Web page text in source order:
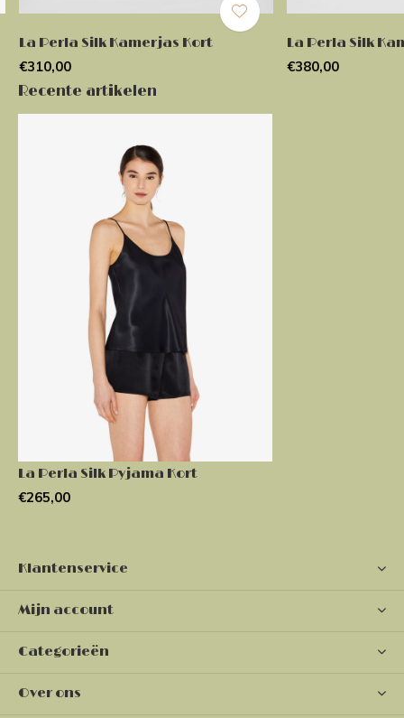
La Perla Silk Kamerjas Kort
€310,00
La Perla Silk
€380,00
Recente artikelen
La Perla Silk Pyjama Kort
€265,00
Klantenservice
Mijn account
Categorieën
Over ons